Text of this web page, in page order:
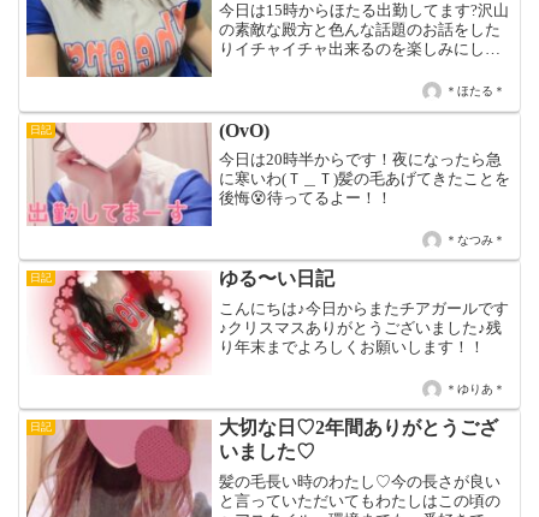
今日は15時からほたる出勤してます?沢山
の素敵な殿方と色んな話題のお話をした
りイチャイチャ出来るのを楽しみにして
＊ほたる＊
日記 (OvO)
今日は20時半からです！夜になったら急
に寒いわ(Ｔ＿Ｔ)髪の毛あげてきたことを
後悔😵待ってるよー！！
＊なつみ＊
日記 ゆる〜い日記
こんにちは♪今日からまたチアガールです
♪クリスマスありがとうございました♪残
り年末までよろしくお願いします！！
＊ゆりあ＊
日記
大切な日♡2年間ありがとうござ
いました♡
髪の毛長い時のわたし♡今の長さが良い
と言っていただいてもわたしはこの頃の